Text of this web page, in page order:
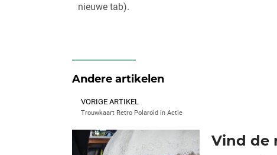
nieuwe tab).
Andere artikelen
VORIGE ARTIKEL
Trouwkaart Retro Polaroid in Actie
Vind de